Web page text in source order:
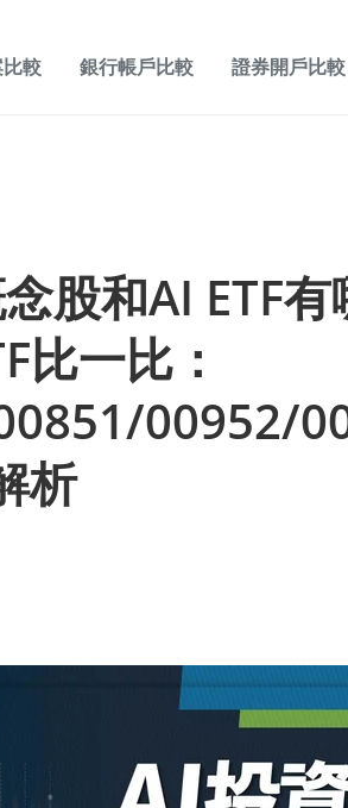
較 銀行帳戶比較 證券開戶比較
股和AI ETF有
一比：
00952/
析